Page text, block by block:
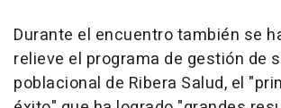
Durante el encuentro también se
relieve el programa de gestión de
poblacional de Ribera Salud, el